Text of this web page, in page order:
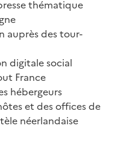
thématique
auprès des tour-
digitale social
France
hébergeurs
et des offices de
néerlandaise